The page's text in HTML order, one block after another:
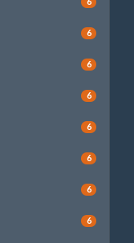
6
6
6
6
6
6
6